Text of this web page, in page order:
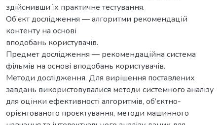
здійснивши їх практичне тестування.
Об’єкт дослідження — алгоритми рекомендацій
контенту на основі
вподобань користувачів.
Предмет дослідження — рекомендаційна система
фільмів на основі вподобань користувачів.
Методи дослідження. Для вирішення поставлених
завдань використовувалися методи системного аналізу
для оцінки ефективності алгоритмів, об’єктно-
орієнтованого проєктування, методи машинного